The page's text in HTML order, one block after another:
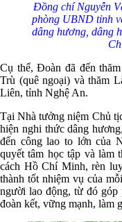
Đồng chí Nguyễn
phòng UBND tỉnh
dâng hương, dâng
Cụ thể, Đoàn đã đến
Trù (quê ngoại) và thăm
Liên, tỉnh Nghệ An.
Tại Nhà tưởng niệm Chủ
hiện nghi thức dâng
đến công lao to lớn của
quyết tâm học tập và làm
cách Hồ Chí Minh, rèn
thành tốt nhiệm vụ của
người lao động, từ đó góp
đoàn kết, vững mạnh, làm